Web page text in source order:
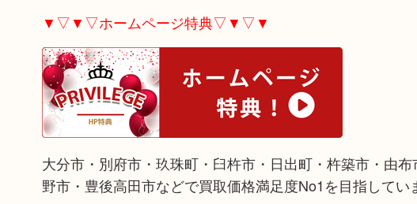
▼▽▼▽ホームページ特典▽▼▽▼
大分市・別府市・玖珠町・臼杵市・日出町・杵築市・由
野市・豊後高田市などで買取価格満足度No1を目指してい